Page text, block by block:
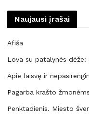
Naujausi įrašai
Afiša
Lova su patalynės
Apie laisvę ir
Pagarba krašto
Penktadienis. Miesto